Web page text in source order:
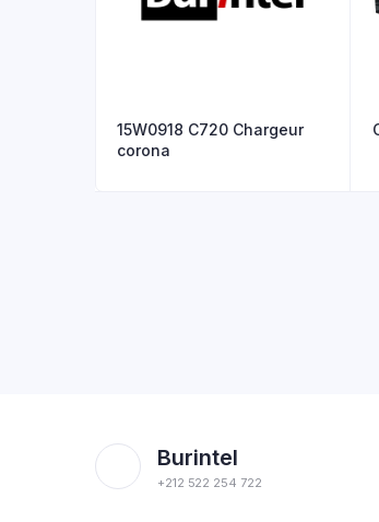
15W0918 C720 Chargeur
corona
Burintel
+212 522 254 722